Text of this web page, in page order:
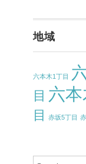
地域
六本木1丁目
目 六本
目
赤坂5丁目